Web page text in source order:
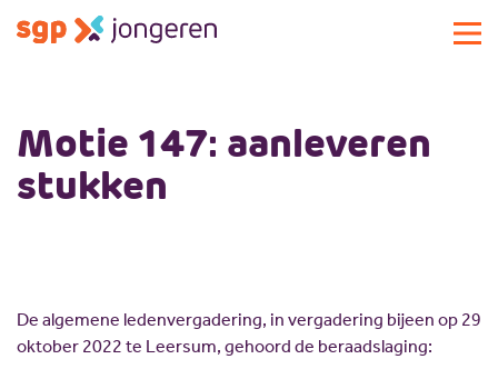
Activiteiten
Standpunten
Lid worden
Over SGP-jongeren
Motie 147: aanleveren
stukken
De algemene ledenvergadering, in vergadering bijeen op 29
oktober 2022 te Leersum, gehoord de beraadslaging: